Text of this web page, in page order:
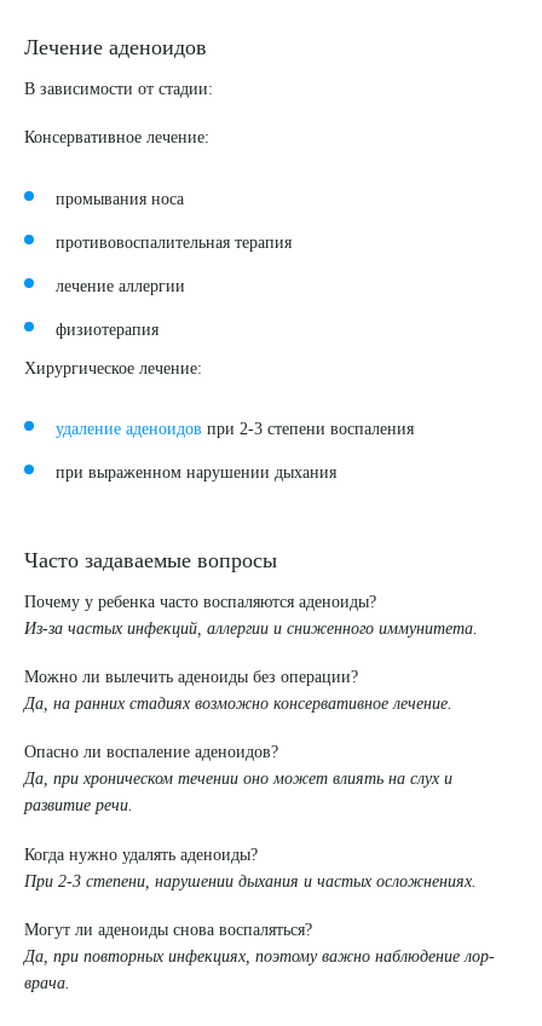
Лечение аденоидов
В зависимости от стадии:
Консервативное лечение:
промывания носа
противовоспалительная терапия
лечение аллергии
физиотерапия
Хирургическое лечение:
удаление аденоидов при 2-3 степени воспаления
при выраженном нарушении дыхания
Часто задаваемые вопросы
Почему у ребенка часто воспаляются аденоиды?
Из-за частых инфекций, аллергии и сниженного иммунитета.
Можно ли вылечить аденоиды без операции?
Да, на ранних стадиях возможно консервативное лечение.
Опасно ли воспаление аденоидов?
Да, при хроническом течении оно может влиять на слух и
развитие речи.
Когда нужно удалять аденоиды?
При 2-3 степени, нарушении дыхания и частых осложнениях.
Могут ли аденоиды снова воспаляться?
Да, при повторных инфекциях, поэтому важно наблюдение лор-
врача.
ОТПРАВИТЬ
Выберите сопутствующую услугу